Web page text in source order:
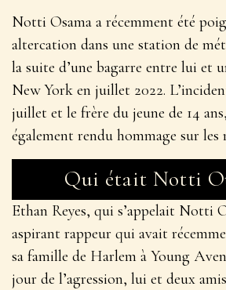
Notti Osama a récemment été
altercation dans une station de
la suite d’une bagarre entre lui et
New York en juillet 2022.
juillet et le frère du jeune de 14
également rendu hommage sur les
Qui était Notti
Ethan Reyes, qui s’appelait Notti
aspirant rappeur qui avait
sa famille de Harlem à Young
jour de l’agression, lui et deux